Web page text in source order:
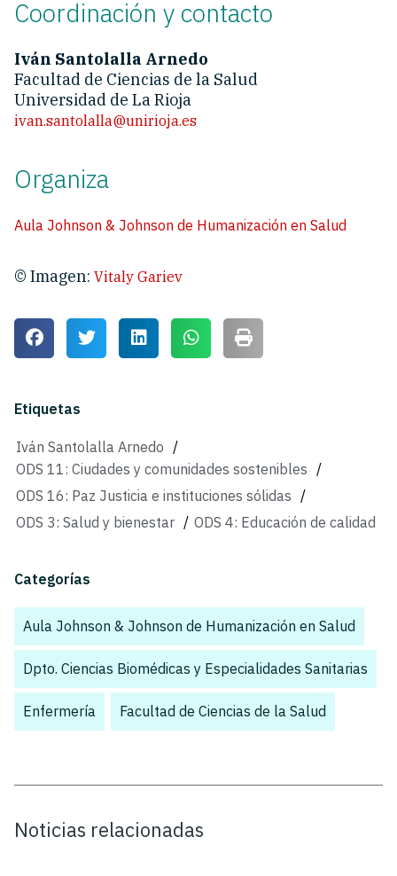
Coordinación y contacto
Iván Santolalla Arnedo
Facultad de Ciencias de la Salud
Universidad de La Rioja
ivan.santolalla@unirioja.es
Organiza
Aula Johnson & Johnson de Humanización en Salud
© Imagen: Vitaly Gariev
Etiquetas
Iván Santolalla Arnedo /
ODS 11: Ciudades y comunidades sostenibles /
ODS 16: Paz Justicia e instituciones sólidas /
ODS 3: Salud y bienestar / ODS 4: Educación de calidad
Categorías
Aula Johnson & Johnson de Humanización en Salud
Dpto. Ciencias Biomédicas y Especialidades Sanitarias
Enfermería Facultad de Ciencias de la Salud
Noticias relacionadas